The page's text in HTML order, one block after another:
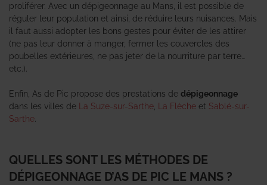
proliférer. Avec un dépigeonnage au Mans, il est possible de
réguler leur population et ainsi, de réduire leurs nuisances. Mais
il faut aussi adopter les bons gestes pour éviter de les attirer
(ne pas leur donner à manger, fermer les couvercles des
poubelles extérieures, ne pas jeter de la nourriture par terre…
etc.).
Enfin, As de Pic propose des prestations de dépigeonnage
dans les villes de
La Suze-sur-Sarthe La Flèche et Sablé-sur-
Sarthe
QUELLES SONT LES MÉTHODES DE
DÉPIGEONNAGE D’AS DE PIC LE MANS ?